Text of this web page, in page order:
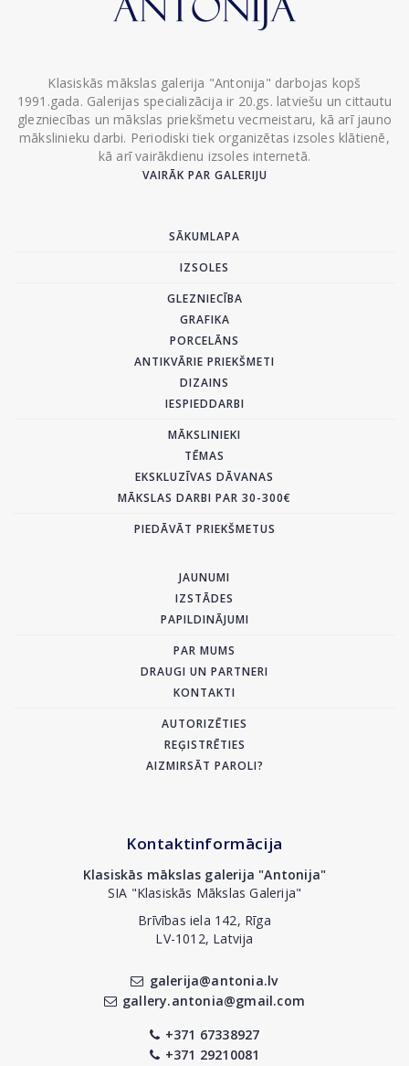
Klasiskās mākslas galerija "Antonija" darbojas kopš
1991.gada. Galerijas specializācija ir 20.gs. latviešu un cittautu
glezniecības un mākslas priekšmetu vecmeistaru, kā arī jauno
mākslinieku darbi. Periodiski tiek organizētas izsoles klātienē,
kā arī vairākdienu izsoles internetā.
VAIRĀK PAR GALERIJU
SĀKUMLAPA
IZSOLES
GLEZNIECĪBA
GRAFIKA
PORCELĀNS
ANTIKVĀRIE PRIEKŠMETI
DIZAINS
IESPIEDDARBI
MĀKSLINIEKI
TĒMAS
EKSKLUZĪVAS DĀVANAS
MĀKSLAS DARBI PAR 30-300€
PIEDĀVĀT PRIEKŠMETUS
JAUNUMI
IZSTĀDES
PAPILDINĀJUMI
PAR MUMS
DRAUGI UN PARTNERI
KONTAKTI
AUTORIZĒTIES
REĢISTRĒTIES
AIZMIRSĀT PAROLI?
Kontaktinformācija
Klasiskās mākslas galerija "Antonija"
SIA "Klasiskās Mākslas Galerija"
Brīvības iela 142, Rīga
LV-1012, Latvija
galerija@antonia.lv
gallery.antonia@gmail.com
+371 67338927
+371 29210081